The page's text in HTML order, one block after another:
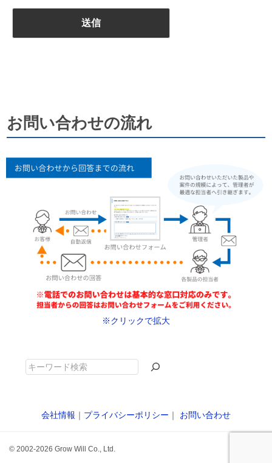
お問い合わせの流れ
※クリックで拡大
会社情報 ｜ プライバシーポリシー ｜ お問い合わせ
© 2002-2026 Grow Will Co., Ltd.